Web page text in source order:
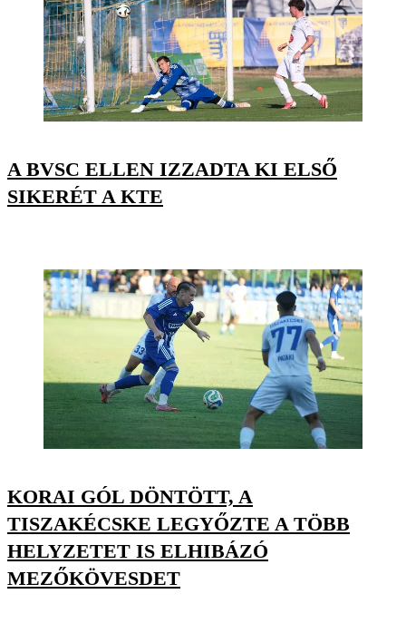
A BVSC ELLEN IZZADTA KI ELSŐ
SIKERÉT A KTE
KORAI GÓL DÖNTÖTT, A
TISZAKÉCSKE LEGYŐZTE A TÖBB
HELYZETET IS ELHIBÁZÓ
MEZŐKÖVESDET